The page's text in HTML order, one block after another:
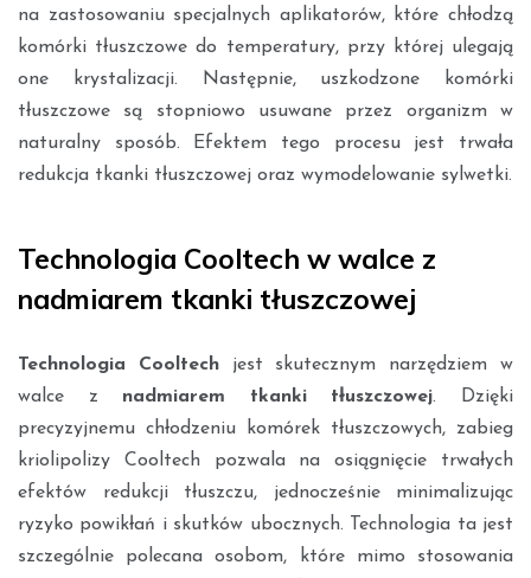
na zastosowaniu specjalnych aplikatorów, które chłodzą
komórki tłuszczowe do temperatury, przy której ulegają
one krystalizacji. Następnie, uszkodzone komórki
tłuszczowe są stopniowo usuwane przez organizm w
naturalny sposób. Efektem tego procesu jest trwała
redukcja tkanki tłuszczowej oraz wymodelowanie sylwetki.
Technologia Cooltech w walce z
nadmiarem tkanki tłuszczowej
Technologia Cooltechjest skutecznym narzędziem w
walce z nadmiarem tkanki tłuszczowej. Dzięki
precyzyjnemu chłodzeniu komórek tłuszczowych, zabieg
kriolipolizy Cooltech pozwala na osiągnięcie trwałych
efektów redukcji tłuszczu, jednocześnie minimalizując
ryzyko powikłań i skutków ubocznych. Technologia ta jest
szczególnie polecana osobom, które mimo stosowania